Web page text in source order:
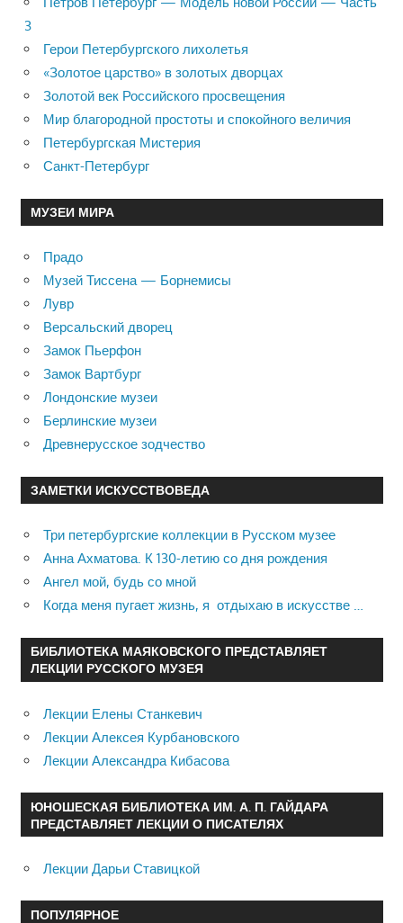
3
Герои Петербургского лихолетья
«Золотое царство» в золотых дворцах
Золотой век Российского просвещения
Мир благородной простоты и спокойного величия
Петербургская Мистерия
Санкт-Петербург
МУЗЕИ МИРА
Прадо
Музей Тиссена — Борнемисы
Лувр
Версальский дворец
Замок Пьерфон
Замок Вартбург
Лондонские музеи
Берлинские музеи
Древнерусское зодчество
ЗАМЕТКИ ИСКУССТВОВЕДА
Три петербургские коллекции в Русском музее
Анна Ахматова. К 130-летию со дня рождения
Ангел мой, будь со мной
Когда меня пугает жизнь, я отдыхаю в искусстве …
БИБЛИОТЕКА МАЯКОВСКОГО ПРЕДСТАВЛЯЕТ
ЛЕКЦИИ РУССКОГО МУЗЕЯ
Лекции Елены Станкевич
Лекции Алексея Курбановского
Лекции Александра Кибасова
ЮНОШЕСКАЯ БИБЛИОТЕКА ИМ. А. П. ГАЙДАРА
ПРЕДСТАВЛЯЕТ ЛЕКЦИИ О ПИСАТЕЛЯХ
Лекции Дарьи Ставицкой
ПОПУЛЯРНОЕ